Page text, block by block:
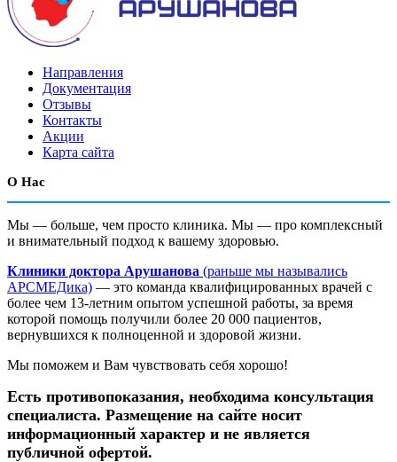
Направления
Документация
Отзывы
Контакты
Акции
Карта сайта
О Нас
Мы — больше, чем просто клиника. Мы — про комплексный
и внимательный подход к вашему здоровью.
Клиники доктора Арушанова (раньше мы назывались
АРСМЕДика) — это команда квалифицированных врачей с
более чем 13-летним опытом успешной работы, за время
которой помощь получили более 20 000 пациентов,
вернувшихся к полноценной и здоровой жизни.
Мы поможем и Вам чувствовать себя хорошо!
Есть противопоказания, необходима консультация
специалиста. Размещение на сайте носит
информационный характер и не является
публичной офертой.